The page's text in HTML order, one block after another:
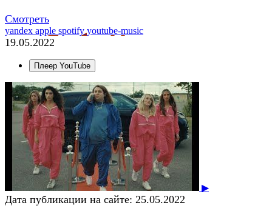
Смотреть
yandex apple spotifyyoutube-music
19.05.2022
Плеер YouTube
▶
Дата публикации на сайте: 25.05.2022